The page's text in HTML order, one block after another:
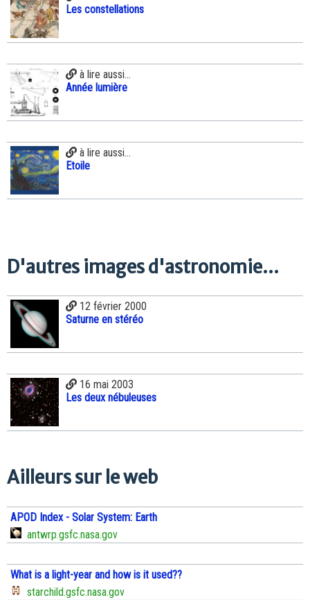
Les constellations
à lire aussi...
Année lumière
à lire aussi...
Etoile
D'autres images d'astronomie...
12 février 2000
Saturne en stéréo
16 mai 2003
Les deux nébuleuses
Ailleurs sur le web
APOD Index - Solar System: Earth
antwrp.gsfc.nasa.gov
What is a light-year and how is it used??
starchild.gsfc.nasa.gov